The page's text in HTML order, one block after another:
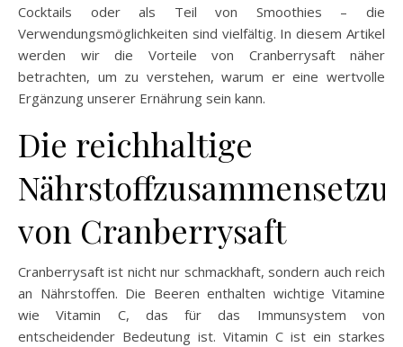
Cocktails oder als Teil von Smoothies – die
Verwendungsmöglichkeiten sind vielfältig. In diesem Artikel
werden wir die Vorteile von Cranberrysaft näher
betrachten, um zu verstehen, warum er eine wertvolle
Ergänzung unserer Ernährung sein kann.
Die reichhaltige
von Cranberrysaft
Cranberrysaft ist nicht nur schmackhaft, sondern auch reich
an Nährstoffen. Die Beeren enthalten wichtige Vitamine
wie Vitamin C, das für das Immunsystem von
entscheidender Bedeutung ist. Vitamin C ist ein starkes